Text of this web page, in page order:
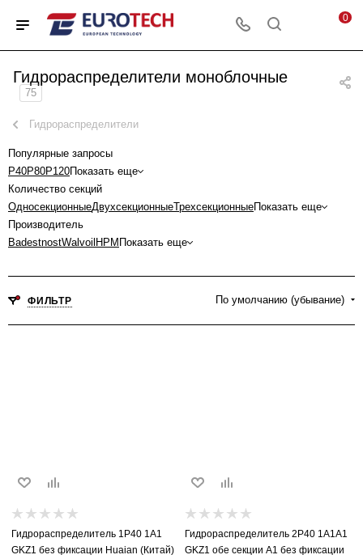
0
Гидрораспределители моноблочные
75
Гидрораспределители
Популярные запросы
P40P80P120Показать еще
Количество секций
ОдносекционныеДвухсекционныеТрехсекционныеПоказать еще
Производитель
BadestnostWalvoil HPM Показать еще
ФИЛЬТР По умолчанию (убывание)
Гидрораспределитель 1P40 1A1
GKZ1 без фиксации Huaian (Китай)
Гидрораспределитель 2P40 1A1A1
GKZ1 обе секции A1 без фиксации